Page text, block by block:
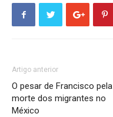
Artigo anterior
O pesar de Francisco pela
morte dos migrantes no
México